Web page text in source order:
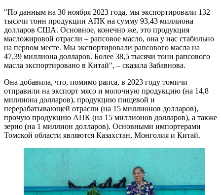
"По данным на 30 ноября 2023 года, мы экспортировали 132
тысячи тонн продукции АПК на сумму 93,43 миллиона
долларов США. Основное, конечно же, это продукция
масложировой отрасли – рапсовое масло, она у нас стабильно
на первом месте. Мы экспортировали рапсового масла на
47,39 миллиона долларов. Более 38,5 тысячи тонн рапсового
масла экспортировано в Китай", – сказала Забавнова.
Она добавила, что, помимо рапса, в 2023 году томичи
отправили на экспорт мясо и молочную продукцию (на 14,8
миллиона долларов), продукцию пищевой и
перерабатывающей отрасли (на 15 миллионов долларов),
прочую продукцию АПК (на 15 миллионов долларов), а также
зерно (на 1 миллион долларов). Основными импортерами
Томской области являются Казахстан, Монголия и Китай.